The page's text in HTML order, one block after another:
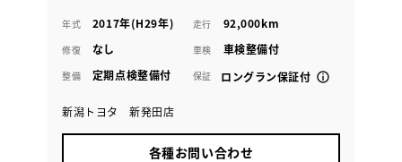
年式 2017年(H29年) 走行 92,000km
修復 なし 車検 車検整備付
整備 定期点検整備付 保証 ロングラン保証付
新潟トヨタ 新発田店
各種お問い合わせ